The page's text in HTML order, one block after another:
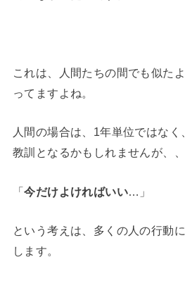
これは、人間たちの間でも似た
ってますよね。
人間の場合は、1年単位ではな
教訓となるかもしれませんが、、
「今だけよければいい…」
という考えは、多くの人の行動
します。